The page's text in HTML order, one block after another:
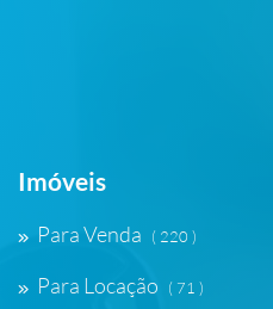
Imóveis
Para Venda ( 220 )
Para Locação ( 71 )